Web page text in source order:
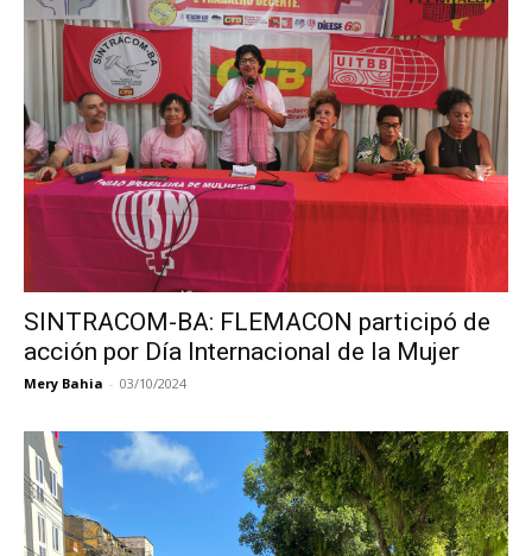
SINTRACOM-BA: FLEMACON participó de
acción por Día Internacional de la Mujer
Mery Bahia - 03/10/2024